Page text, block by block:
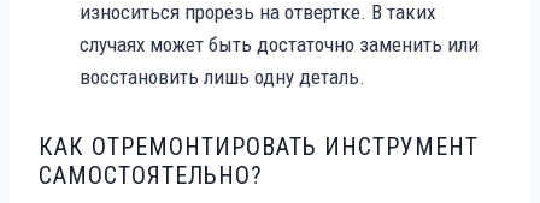
износиться прорезь на отвертке. В таких
случаях может быть достаточно заменить или
восстановить лишь одну деталь.
КАК ОТРЕМОНТИРОВАТЬ ИНСТРУМЕНТ
САМОСТОЯТЕЛЬНО?